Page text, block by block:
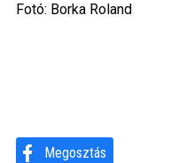
Fotó: Borka Roland
Megosztás